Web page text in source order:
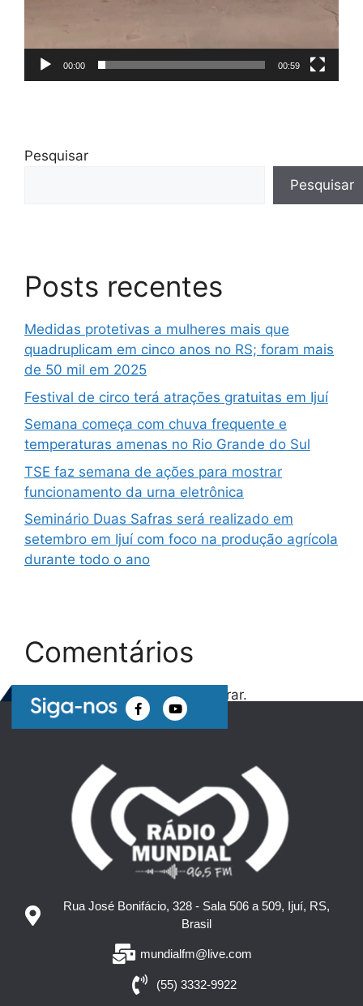
00:00 00:59
Pesquisar
Pesquisar
Posts recentes
Medidas protetivas a mulheres mais que
quadruplicam em cinco anos no RS; foram mais
de 50 mil em 2025
Festival de circo terá atrações gratuitas em Ijuí
Semana começa com chuva frequente e
temperaturas amenas no Rio Grande do Sul
TSE faz semana de ações para mostrar
funcionamento da urna eletrônica
Seminário Duas Safras será realizado em
setembro em Ijuí com foco na produção agrícola
durante todo o ano
Comentários
Nenhum comentário para mostrar.
Rua José Bonifácio, 328 - Sala 506 a 509, Ijuí, RS,
Brasil
mundialfm@live.com
(55) 3332-9922